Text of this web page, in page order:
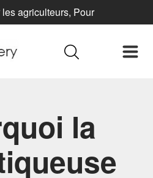
agriculteurs, Pour
la